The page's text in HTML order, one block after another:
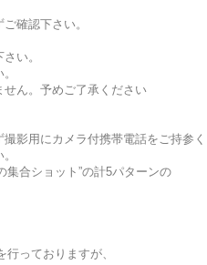
確認下さい。
い。
ん。予めご了承ください
影用にカメラ付携帯電話をご持参く
集合ショット”の計5パターンの
行っておりますが、